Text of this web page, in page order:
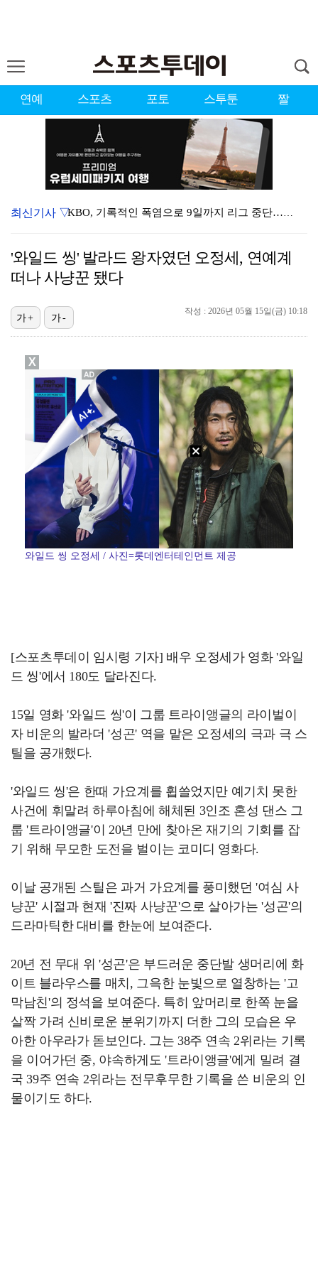
연예 스포츠 포토 스투툰 짤
KBO, 기록적인 폭염으로 9일까지 리그 중단…내달 6…
이강인, 드디어 아틀레티코 선수단과 만났다…시메오네 감…
"우산으로 때려"vs"그런 적 없다"…23기 부부 엇갈…
"기분 맞춰주려고" 축구협회, 외국인 심판 성접대 의혹…
청문회부터 압수수색·심판 성접대 의혹까지…월드컵 탈락이…
폭로자 "황정민, 본인 말에 책임져야…내가 사생활에 초…
박문성 "축구협회 성접대 의혹? 사실이면 국제 망신…사…
최신기사 ▽
'와일드 씽' 발라드 왕자였던 오정세, 연예계
떠나 사냥꾼 됐다
작성 : 2026년 05월 15일(금) 10:18
가+ 가-
와일드 씽 오정세 / 사진=롯데엔터테인먼트 제공
[스포츠투데이 임시령 기자] 배우 오정세가 영화 '와일
드 씽'에서 180도 달라진다.
15일 영화 '와일드 씽'이 그룹 트라이앵글의 라이벌이
자 비운의 발라더 '성곤' 역을 맡은 오정세의 극과 극 스
틸을 공개했다.
'와일드 씽'은 한때 가요계를 휩쓸었지만 예기치 못한
사건에 휘말려 하루아침에 해체된 3인조 혼성 댄스 그
룹 '트라이앵글'이 20년 만에 찾아온 재기의 기회를 잡
기 위해 무모한 도전을 벌이는 코미디 영화다.
이날 공개된 스틸은 과거 가요계를 풍미했던 '여심 사
냥꾼' 시절과 현재 '진짜 사냥꾼'으로 살아가는 '성곤'의
드라마틱한 대비를 한눈에 보여준다.
20년 전 무대 위 '성곤'은 부드러운 중단발 생머리에 화
이트 블라우스를 매치, 그윽한 눈빛으로 열창하는 '고
막남친'의 정석을 보여준다. 특히 앞머리로 한쪽 눈을
살짝 가려 신비로운 분위기까지 더한 그의 모습은 우
아한 아우라가 돋보인다. 그는 38주 연속 2위라는 기록
을 이어가던 중, 야속하게도 '트라이앵글'에게 밀려 결
국 39주 연속 2위라는 전무후무한 기록을 쓴 비운의 인
물이기도 하다.
X